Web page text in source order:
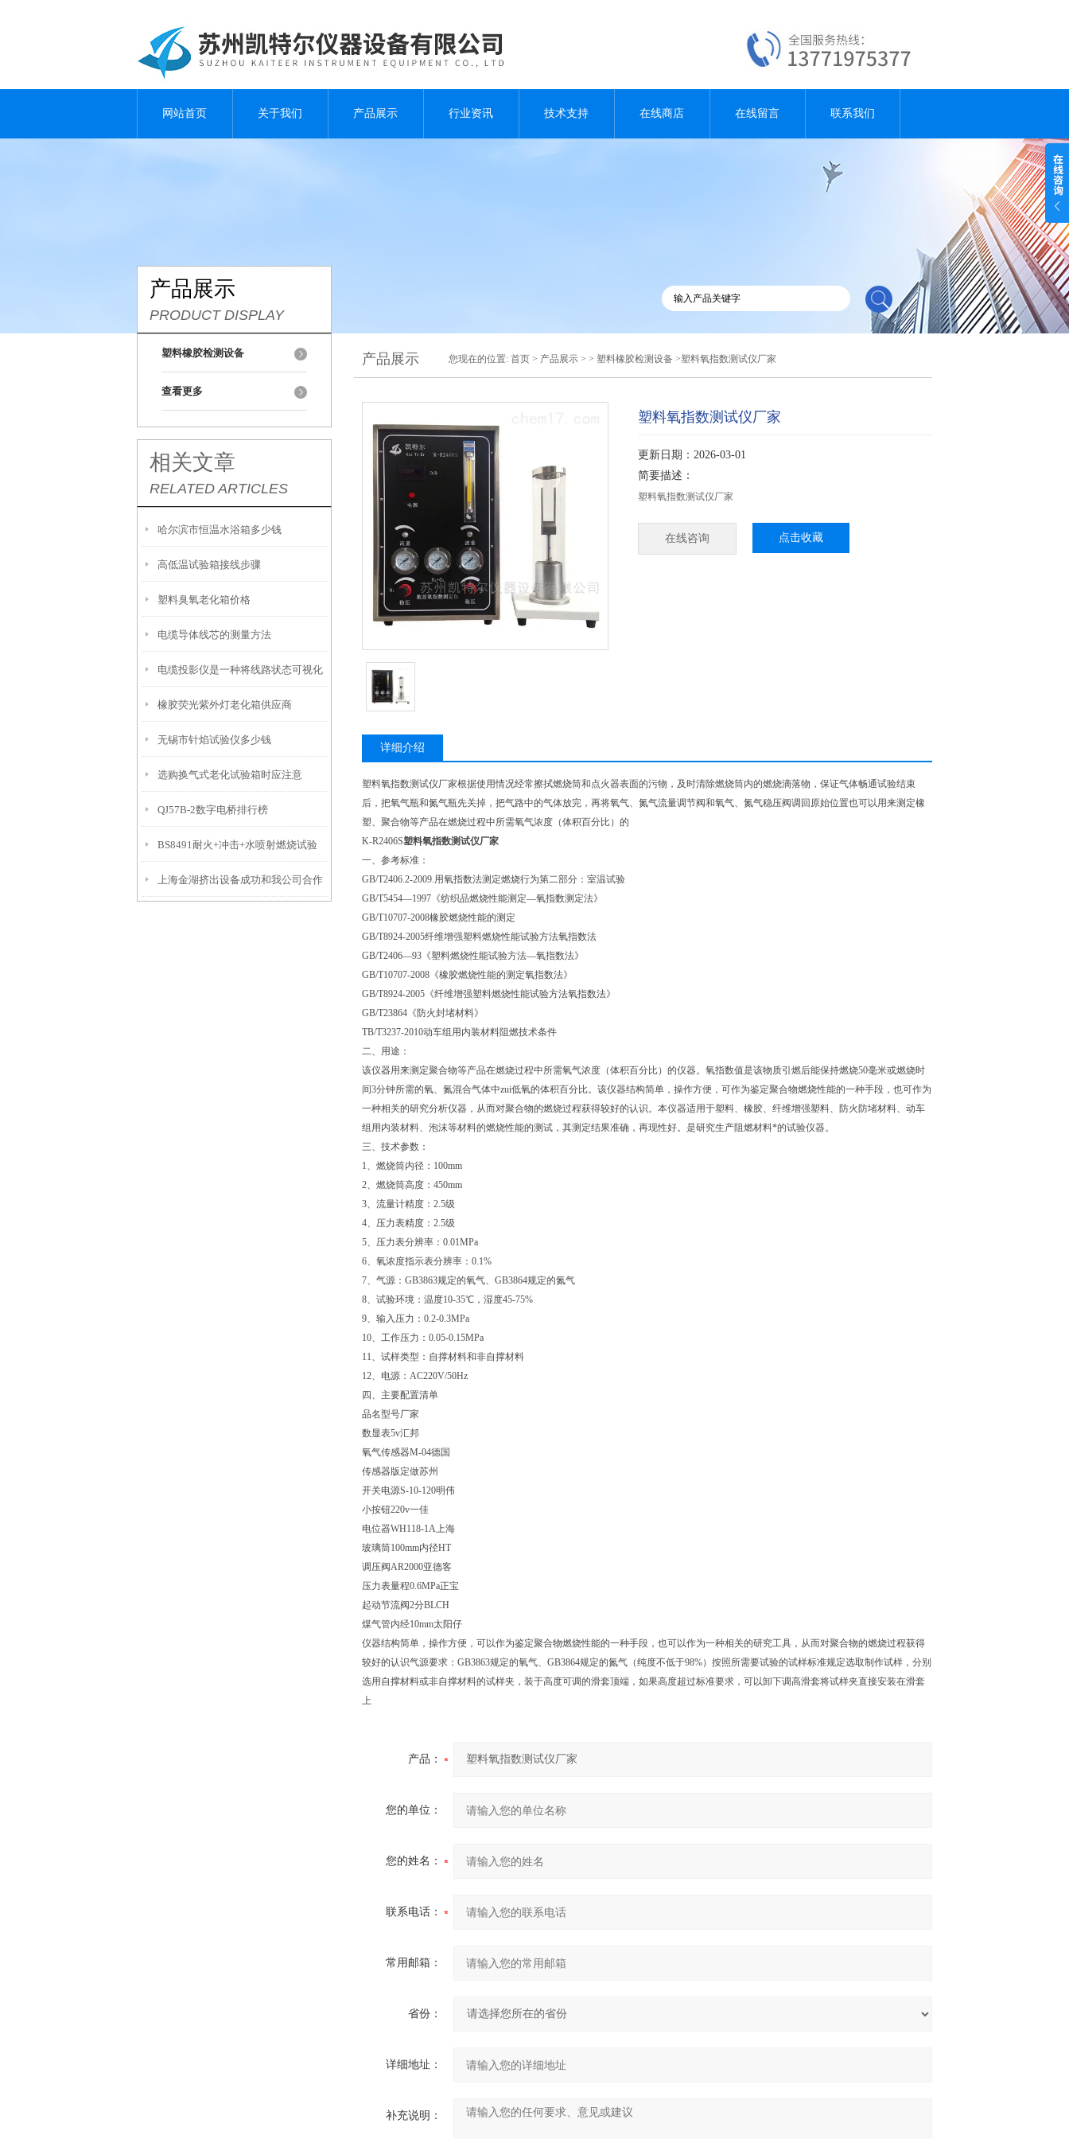
网站首页 关于我们 产品展示 行业资讯 技术支持 在线商店 在线留言 联系我们
产品展示
PRODUCT DISPLAY
塑料橡胶检测设备
查看更多
相关文章
RELATED ARTICLES
哈尔滨市恒温水浴箱多少钱
高低温试验箱接线步骤
塑料臭氧老化箱价格
电缆导体线芯的测量方法
电缆投影仪是一种将线路状态可视化
的检测工具
橡胶荧光紫外灯老化箱供应商
无锡市针焰试验仪多少钱
选购换气式老化试验箱时应注意
QJ57B-2数字电桥排行榜
BS8491耐火+冲击+水喷射燃烧试验
机的操作方法
上海金湖挤出设备成功和我公司合作
产品展示 您现在的位置: 首页 > 产品展示 > > 塑料橡胶检测设备 >塑料氧指数测试仪厂家
塑料氧指数测试仪厂家
更新日期：2026-03-01
简要描述：
塑料氧指数测试仪厂家
在线咨询 点击收藏
详细介绍
塑料氧指数测试仪厂家根据使用情况经常擦拭燃烧筒和点火器表面的污物，及时清除燃烧筒内的燃烧滴落物，保证气体畅通试验结束
后，把氧气瓶和氮气瓶先关掉，把气路中的气体放完，再将氧气、氮气流量调节阀和氧气、氮气稳压阀调回原始位置也可以用来测定橡
塑、聚合物等产品在燃烧过程中所需氧气浓度（体积百分比）的
K-R2406S塑料氧指数测试仪厂家
一、参考标准：
GB/T2406.2-2009.用氧指数法测定燃烧行为第二部分：室温试验
GB/T5454—1997《纺织品燃烧性能测定—氧指数测定法》
GB/T10707-2008橡胶燃烧性能的测定
GB/T8924-2005纤维增强塑料燃烧性能试验方法氧指数法
GB/T2406—93《塑料燃烧性能试验方法—氧指数法》
GB/T10707-2008《橡胶燃烧性能的测定氧指数法》
GB/T8924-2005《纤维增强塑料燃烧性能试验方法氧指数法》
GB/T23864《防火封堵材料》
TB/T3237-2010动车组用内装材料阻燃技术条件
二、用途：
该仪器用来测定聚合物等产品在燃烧过程中所需氧气浓度（体积百分比）的仪器。氧指数值是该物质引燃后能保持燃烧50毫米或燃烧时
间3分钟所需的氧、氮混合气体中zui低氧的体积百分比。该仪器结构简单，操作方便，可作为鉴定聚合物燃烧性能的一种手段，也可作为
一种相关的研究分析仪器，从而对聚合物的燃烧过程获得较好的认识。本仪器适用于塑料、橡胶、纤维增强塑料、防火防堵材料、动车
组用内装材料、泡沫等材料的燃烧性能的测试，其测定结果准确，再现性好。是研究生产阻燃材料*的试验仪器。
三、技术参数：
1、燃烧筒内径：100mm
2、燃烧筒高度：450mm
3、流量计精度：2.5级
4、压力表精度：2.5级
5、压力表分辨率：0.01MPa
6、氧浓度指示表分辨率：0.1%
7、气源：GB3863规定的氧气、GB3864规定的氮气
8、试验环境：温度10-35℃，湿度45-75%
9、输入压力：0.2-0.3MPa
10、工作压力：0.05-0.15MPa
11、试样类型：自撑材料和非自撑材料
12、电源：AC220V/50Hz
四、主要配置清单
品名型号厂家
数显表5v汇邦
氧气传感器M-04德国
传感器版定做苏州
开关电源S-10-120明伟
小按钮220v一佳
电位器WH118-1A上海
玻璃筒100mm内径HT
调压阀AR2000亚德客
压力表量程0.6MPa正宝
起动节流阀2分BLCH
煤气管内经10mm太阳仔
仪器结构简单，操作方便，可以作为鉴定聚合物燃烧性能的一种手段，也可以作为一种相关的研究工具，从而对聚合物的燃烧过程获得
较好的认识气源要求：GB3863规定的氧气、GB3864规定的氮气（纯度不低于98%）按照所需要试验的试样标准规定选取制作试样，分别
选用自撑材料或非自撑材料的试样夹，装于高度可调的滑套顶端，如果高度超过标准要求，可以卸下调高滑套将试样夹直接安装在滑套
上
产品：
您的单位：
您的姓名：
联系电话：
常用邮箱：
省份：
详细地址：
补充说明：